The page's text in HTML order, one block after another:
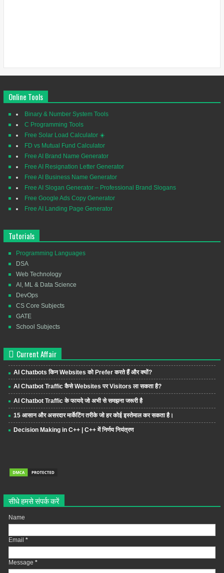
Online Tools
Binary & Number System Tools
C Programming Tools
Free Solar Load Calculator ☀️
FD vs Mutual Fund Calculator
Free AI Brand Name Generator
Free AI Resignation Letter Generator
Free AI Business Name Generator
Free AI Slogan Generator – Professional Brand Slogans
Free Google Ads Copy Generator
Free AI Landing Page Generator
Tutorials
Programming Languages
DSA
Web Technology
AI, ML & Data Science
DevOps
CS Core Subjects
GATE
School Subjects
Current Affair
AI Chatbots किन Websites को Prefer करते हैं और क्यों?
AI Chatbot Traffic कैसे Websites पर Visitors ला सकता है?
AI Chatbot Traffic के फायदे जो अभी से समझना जरूरी है
15 आसान और असरदार मार्केटिंग तरीके जो हर कोई इस्तेमाल कर सकता है।
Decision Making in C++ | C++ में निर्णय नियंत्रण
सीधे हमसे संपर्क करें
Name
Email *
Message *